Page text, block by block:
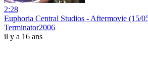
2:28
Euphoria Central Studios - Aftermovie (15/
Terminator2006
il y a 16 ans